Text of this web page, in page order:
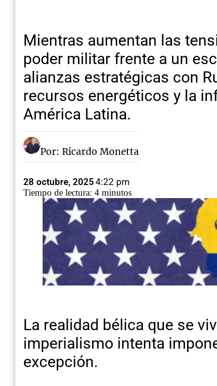
Mientras aumentan las
poder militar frente a un
alianzas estratégicas con
recursos energéticos y la
América Latina.
Por: Ricardo Monetta
28 octubre, 20254:22 pm
Tiempo de lectura: 4 minutos
La realidad bélica que se
imperialismo intenta
excepción.